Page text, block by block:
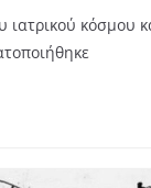
κόσμου